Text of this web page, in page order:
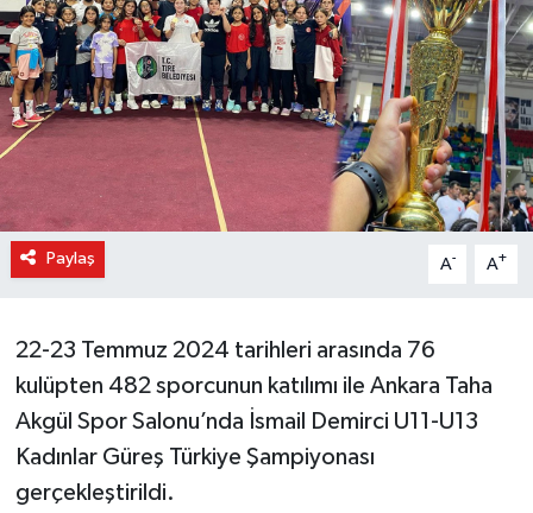
Paylaş A- A+
22-23 Temmuz 2024 tarihleri arasında 76
kulüpten 482 sporcunun katılımı ile Ankara Taha
Akgül Spor Salonu’nda İsmail Demirci U11-U13
Kadınlar Güreş Türkiye Şampiyonası
gerçekleştirildi.